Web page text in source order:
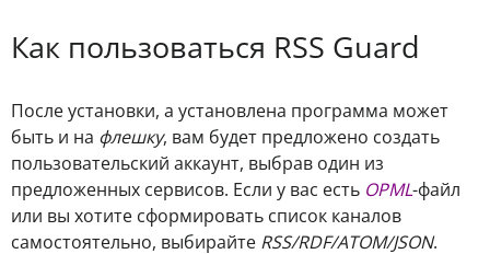
Как пользоваться RSS Guard
После установки, а установлена программа может
быть и на флешку, вам будет предложено создать
пользовательский аккаунт, выбрав один из
предложенных сервисов. Если у вас есть OPML-файл
или вы хотите сформировать список каналов
самостоятельно, выбирайте RSS/RDF/ATOM/JSON.